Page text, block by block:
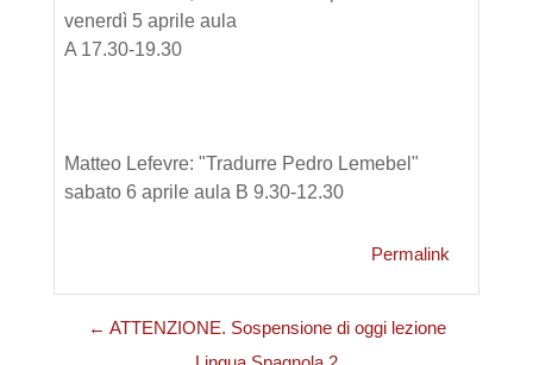
venerdì 5 aprile aula
A 17.30-19.30
Matteo Lefevre: "Tradurre Pedro Lemebel"
sabato 6 aprile aula B 9.30-12.30
Permalink
← ATTENZIONE. Sospensione di oggi lezione